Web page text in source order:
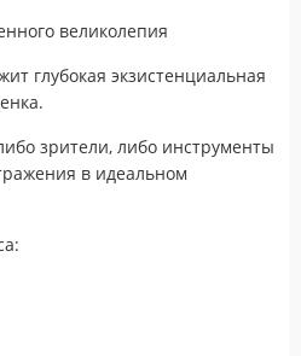
великолепия
глубокая экзистенциальная
зрители, либо инструменты
в идеальном